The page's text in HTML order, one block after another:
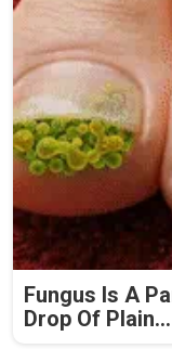
Fungus Is A
Drop Of Plain...